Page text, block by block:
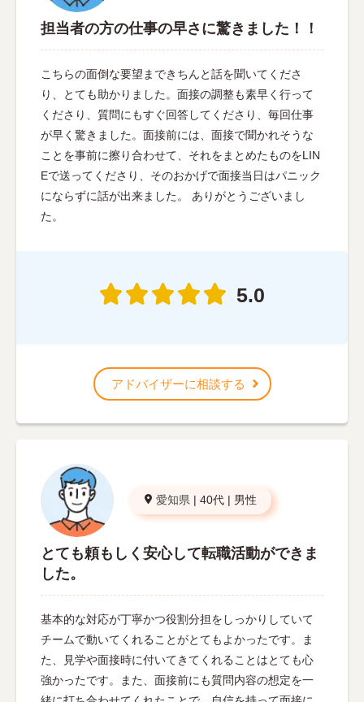
担当者の方の仕事の早さに驚きました！！
こちらの面倒な要望まできちんと話を聞いてくださ
り、とても助かりました。面接の調整も素早く行って
くださり、質問にもすぐ回答してくださり、毎回仕事
が早く驚きました。面接前には、面接で聞かれそうな
ことを事前に擦り合わせて、それをまとめたものをLIN
Eで送ってくださり、そのおかげで面接当日はパニック
にならずに話が出来ました。 ありがとうございまし
た。
5.0
アドバイザーに相談する
愛知県 | 40代 | 男性
とても頼もしく安心して転職活動ができま
した。
基本的な対応が丁寧かつ役割分担をしっかりしていて
チームで動いてくれることがとてもよかったです。ま
た、見学や面接時に付いてきてくれることはとても心
強かったです。また、面接前にも質問内容の想定を一